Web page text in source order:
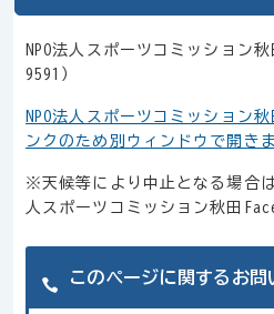
NPO法人スポーツコミッション
9591）
NPO法人スポーツコミッション
ンクのため別ウィンドウで開きま
※天候等により中止となる場合
人スポーツコミッション秋田
このページに関するお問